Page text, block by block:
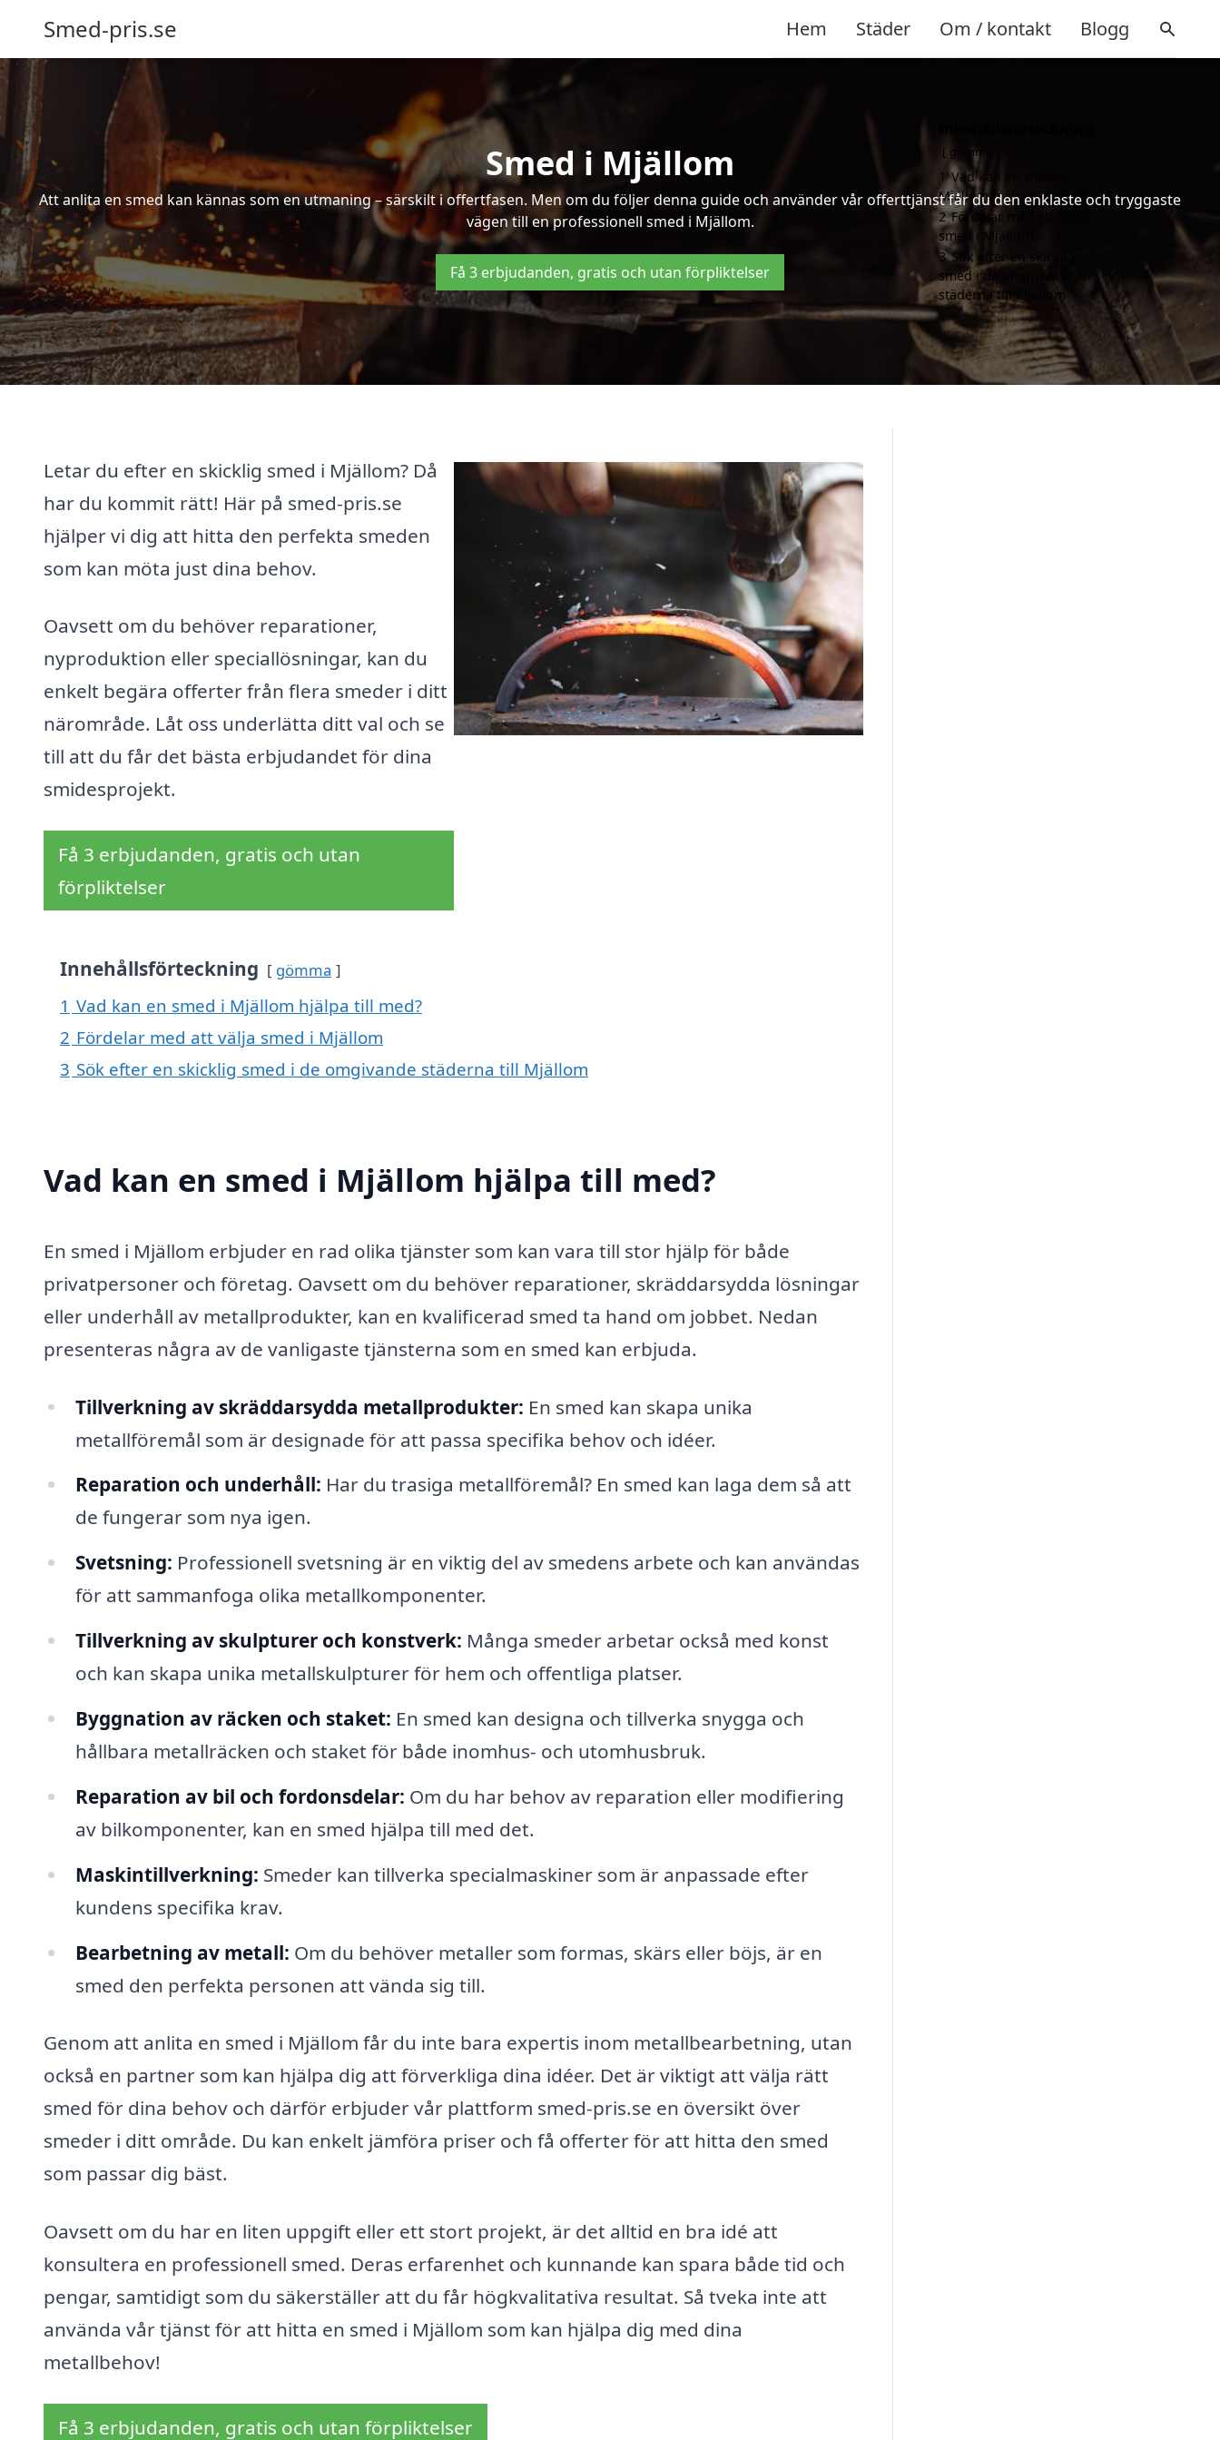
Smed-pris.se Hem Städer Om / kontakt Blogg
Smed i Mjällom
Att anlita en smed kan kännas som en utmaning – särskilt i offertfasen. Men om du följer denna guide och använder vår offerttjänst får du den enklaste och tryggaste
vägen till en professionell smed i Mjällom.
Få 3 erbjudanden, gratis och utan förpliktelser
Letar du efter en skicklig smed i Mjällom? Då
har du kommit rätt! Här på smed-pris.se
hjälper vi dig att hitta den perfekta smeden
som kan möta just dina behov.
Oavsett om du behöver reparationer,
nyproduktion eller speciallösningar, kan du
enkelt begära offerter från flera smeder i ditt
närområde. Låt oss underlätta ditt val och se
till att du får det bästa erbjudandet för dina
smidesprojekt.
Få 3 erbjudanden, gratis och utan
förpliktelser
Innehållsförteckning gömma
1 Vad kan en smed i Mjällom hjälpa till med?
2 Fördelar med att välja smed i Mjällom
3 Sök efter en skicklig smed i de omgivande städerna till Mjällom
Vad kan en smed i Mjällom hjälpa till med?
En smed i Mjällom erbjuder en rad olika tjänster som kan vara till stor hjälp för både
privatpersoner och företag. Oavsett om du behöver reparationer, skräddarsydda lösningar
eller underhåll av metallprodukter, kan en kvalificerad smed ta hand om jobbet. Nedan
presenteras några av de vanligaste tjänsterna som en smed kan erbjuda.
Tillverkning av skräddarsydda metallprodukter: En smed kan skapa unika
metallföremål som är designade för att passa specifika behov och idéer.
Reparation och underhåll: Har du trasiga metallföremål? En smed kan laga dem så att
de fungerar som nya igen.
Svetsning: Professionell svetsning är en viktig del av smedens arbete och kan användas
för att sammanfoga olika metallkomponenter.
Tillverkning av skulpturer och konstverk: Många smeder arbetar också med konst
och kan skapa unika metallskulpturer för hem och offentliga platser.
Byggnation av räcken och staket: En smed kan designa och tillverka snygga och
hållbara metallräcken och staket för både inomhus- och utomhusbruk.
Reparation av bil och fordonsdelar: Om du har behov av reparation eller modifiering
av bilkomponenter, kan en smed hjälpa till med det.
Maskintillverkning: Smeder kan tillverka specialmaskiner som är anpassade efter
kundens specifika krav.
Bearbetning av metall: Om du behöver metaller som formas, skärs eller böjs, är en
smed den perfekta personen att vända sig till.
Genom att anlita en smed i Mjällom får du inte bara expertis inom metallbearbetning, utan
också en partner som kan hjälpa dig att förverkliga dina idéer. Det är viktigt att välja rätt
smed för dina behov och därför erbjuder vår plattform smed-pris.se en översikt över
smeder i ditt område. Du kan enkelt jämföra priser och få offerter för att hitta den smed
som passar dig bäst.
Oavsett om du har en liten uppgift eller ett stort projekt, är det alltid en bra idé att
konsultera en professionell smed. Deras erfarenhet och kunnande kan spara både tid och
pengar, samtidigt som du säkerställer att du får högkvalitativa resultat. Så tveka inte att
använda vår tjänst för att hitta en smed i Mjällom som kan hjälpa dig med dina
metallbehov!
Få 3 erbjudanden, gratis och utan förpliktelser
gömma
1 Vad kan en smed i
Mjällom hjälpa till med?
2 Fördelar med att välja
smed i Mjällom
3 Sök efter en skicklig
smed i de omgivande
städerna till Mjällom